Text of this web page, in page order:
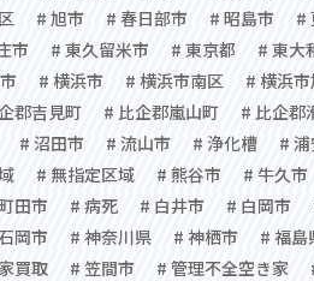
# 旭市 # 春日部市 # 昭島市 #
市 # 東久留米市 # 東京都 # 東大
# 横浜市 # 横浜市南区 # 横浜
郡吉見町 # 比企郡嵐山町 # 比企郡
# 沼田市 # 流山市 # 浄化槽 #
# 無指定区域 # 熊谷市 # 牛久市
田市 # 病死 # 白井市 # 白岡市
岡市 # 神奈川県 # 神栖市 # 福島
買取 # 笠間市 # 管理不全空き家